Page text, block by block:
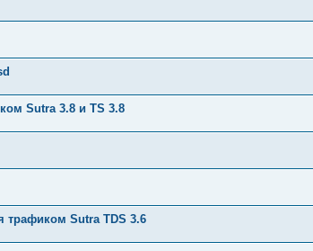
Sutra 3.8 и TS 3.8
трафиком Sutra TDS 3.6